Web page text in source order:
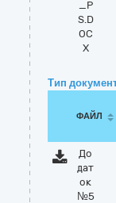
_P
S.D
OC
X
Тип
ФАЙЛ
До
дат
ок
№5